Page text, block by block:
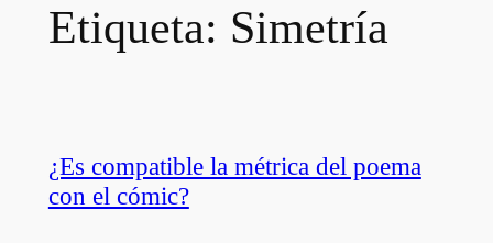
Etiqueta: Simetría
¿Es compatible la métrica del poema
con el cómic?